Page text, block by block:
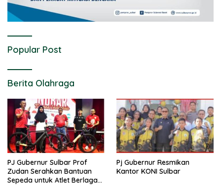
Popular Post
Berita Olahraga
PJ Gubernur Sulbar Prof
Zudan Serahkan Bantuan
Sepeda untuk Atlet Berlaga
Pj Gubernur Resmikan
Kantor KONI Sulbar